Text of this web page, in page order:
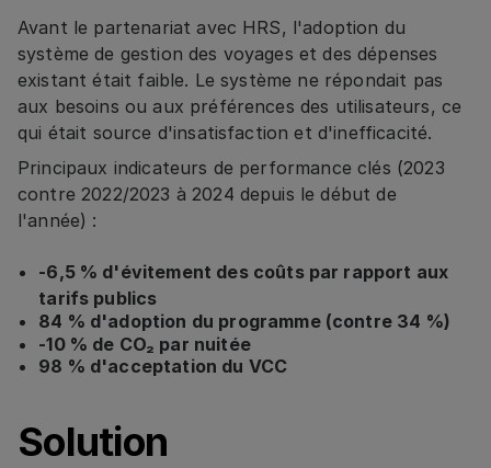
Avant le partenariat avec HRS, l'adoption du
système de gestion des voyages et des dépenses
existant était faible. Le système ne répondait pas
aux besoins ou aux préférences des utilisateurs, ce
qui était source d'insatisfaction et d'inefficacité.
Principaux indicateurs de performance clés (2023
contre 2022/2023 à 2024 depuis le début de
l'année) :
-6,5 % d'évitement des coûts par rapport aux
tarifs publics
84 % d'adoption du programme (contre 34 %)
-10 % de CO₂ par nuitée
98 % d'acceptation du VCC
Solution